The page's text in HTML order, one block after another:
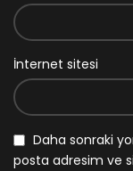
İnternet sitesi
Daha sonraki
posta adresim ve